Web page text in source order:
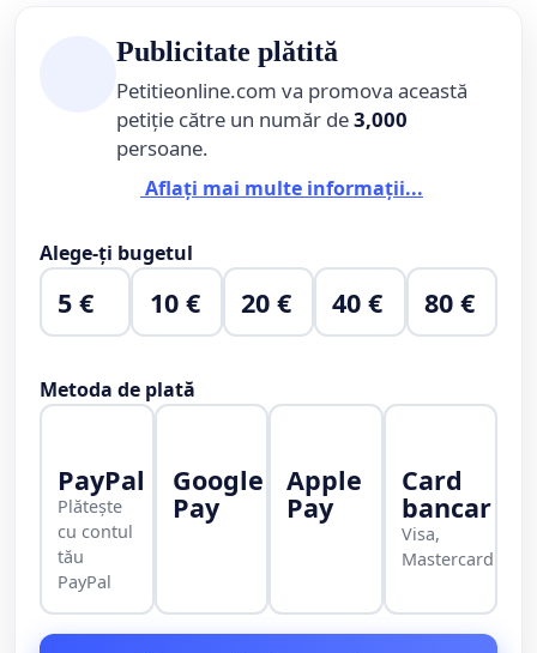
Publicitate plătită
Petitieonline.com va promova această
petiție către un număr de3,000
persoane.
Aflați mai multe informații...
Alege-ți bugetul
5 € 10 € 20 € 40 € 80 €
Metoda de plată
PayPal
Plătește
cu contul
tău
PayPal
Google
Pay
Apple
Pay
Card
bancar
Visa,
Mastercard